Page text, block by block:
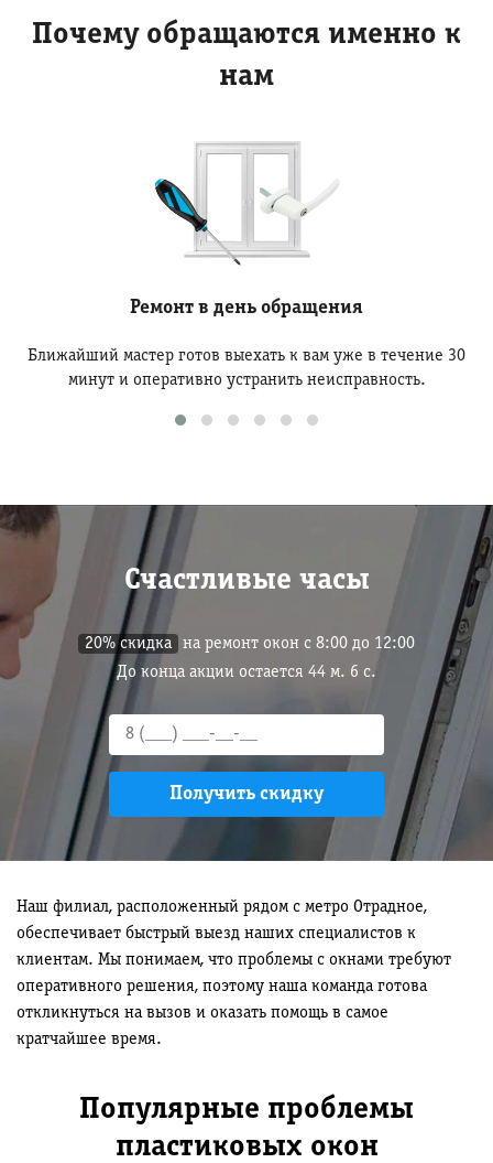
Почему обращаются именно к
нам
Ремонт в день обращения
Ближайший мастер готов выехать к вам уже в течение 30
минут и оперативно устранить неисправность.
Счастливые часы
20% скидка
на ремонт окон с 8:00 до 12:00
До конца акции остается 44 м. 5 с.
Наш филиал, расположенный рядом с метро Отрадное,
обеспечивает быстрый выезд наших специалистов к
клиентам. Мы понимаем, что проблемы с окнами требуют
оперативного решения, поэтому наша команда готова
откликнуться на вызов и оказать помощь в самое
кратчайшее время.
Популярные проблемы
пластиковых окон